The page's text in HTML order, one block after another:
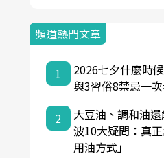
頻道熱門文章
1
2026七夕什麼時
與3習俗8禁忌一
2
大豆油、調和油
波10大疑問：真
用油方式」